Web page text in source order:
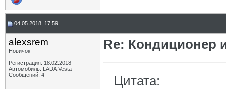
04.05.2018, 17:59
alexsrem
Новичок
Регистрация: 18.02.2018
Автомобиль: LADA Vesta
Сообщений: 4
Re: Кондиционер
Цитата: